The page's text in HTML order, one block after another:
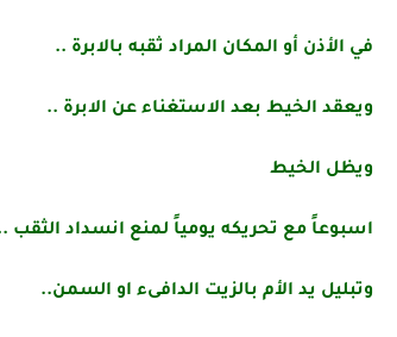
في الأذن أو المكان المراد ثقبه بالابرة ..
ويعقد الخيط بعد الاستغناء عن الابرة ..
ويظل الخيط
اسبوعاً مع تحريكه يومياً لمنع انسداد الثقب
وتبليل يد الأم بالزيت الدافىء او السمن..